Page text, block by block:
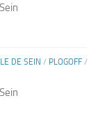
DE SEIN / PLOGOFF /